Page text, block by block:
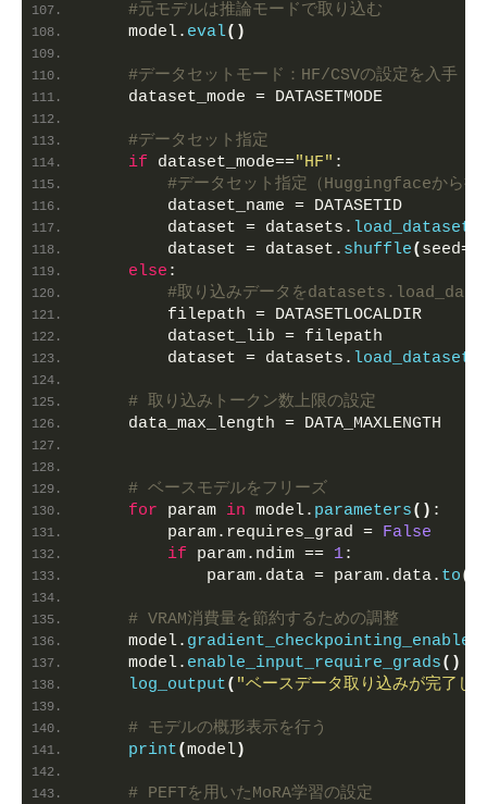
#元モデルは推論モードで取り込む
    model.
eval()
#データセットモード：HF/CSVの設定を入手
    dataset_mode = DATASETMODE
#データセット指定
if dataset_mode=="HF" :
#データセット指定（Huggingfaceから拾
        dataset_name = DATASETID
        dataset = datasets.
load_dataset
        dataset = dataset.
shuffle( seed=
else :
#取り込みデータを
        filepath = DATASETLOCALDIR
        dataset_lib = filepath
        dataset = datasets.
load_dataset
# 取り込みトークン数上限の設定
    data_max_length = DATA_MAXLENGTH
# ベースモデルをフリーズ
for param in model. parameters() :
        param.requires_grad =
False
if param.ndim == 1:
            param.data = param.data.
to(
# VRAM消費量を節約するための調整
    model.
gradient_checkpointing_enable
    model.
enable_input_require_grads()
log_output( "ベースデータ取り込みが完了し
# モデルの概形表示を行う
print(model)
# PEFTを用いたMoRA学習の設定